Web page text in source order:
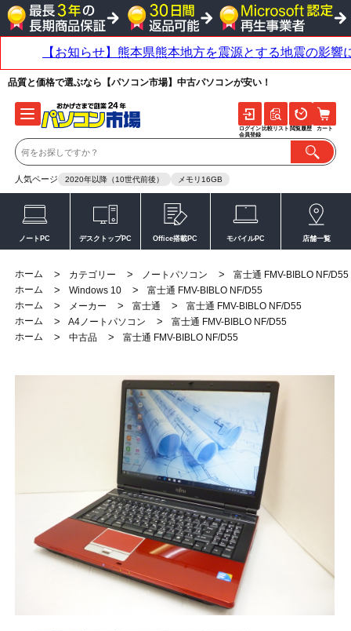
品質と価格で選ぶなら【パソコン市場】中古パソコンが安い！
人気ページ 2020年以降（10世代前後） メモリ16GB
ログイン
会員登録
比較リスト 閲覧履歴 カート
ノートPC デスクトップPC Office搭載PC モバイルPC 店舗一覧
ホーム > カテゴリー > ノートパソコン >
富士通 FMV-BIBLO NF/D55
ホーム
> Windows 10 >
富士通 FMV-BIBLO NF/D55
ホーム
> メーカー > 富士通 >
富士通 FMV-BIBLO NF/D55
ホーム
> A4ノートパソコン >
富士通 FMV-BIBLO NF/D55
ホーム
> 中古品 > 富士通 FMV-BIBLO NF/D55